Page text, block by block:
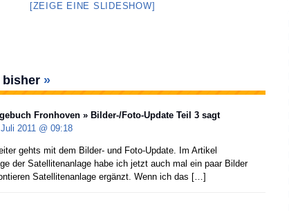
[ZEIGE EINE SLIDESHOW]
bisher »
Fronhoven » Bilder-/Foto-Update Teil 3sagt
2011 @ 09:18
gehts mit dem Bilder- und Foto-Update. Im Artikel
der Satellitenanlage habe ich jetzt auch mal ein paar Bilder
Satellitenanlage ergänzt. Wenn ich das […]